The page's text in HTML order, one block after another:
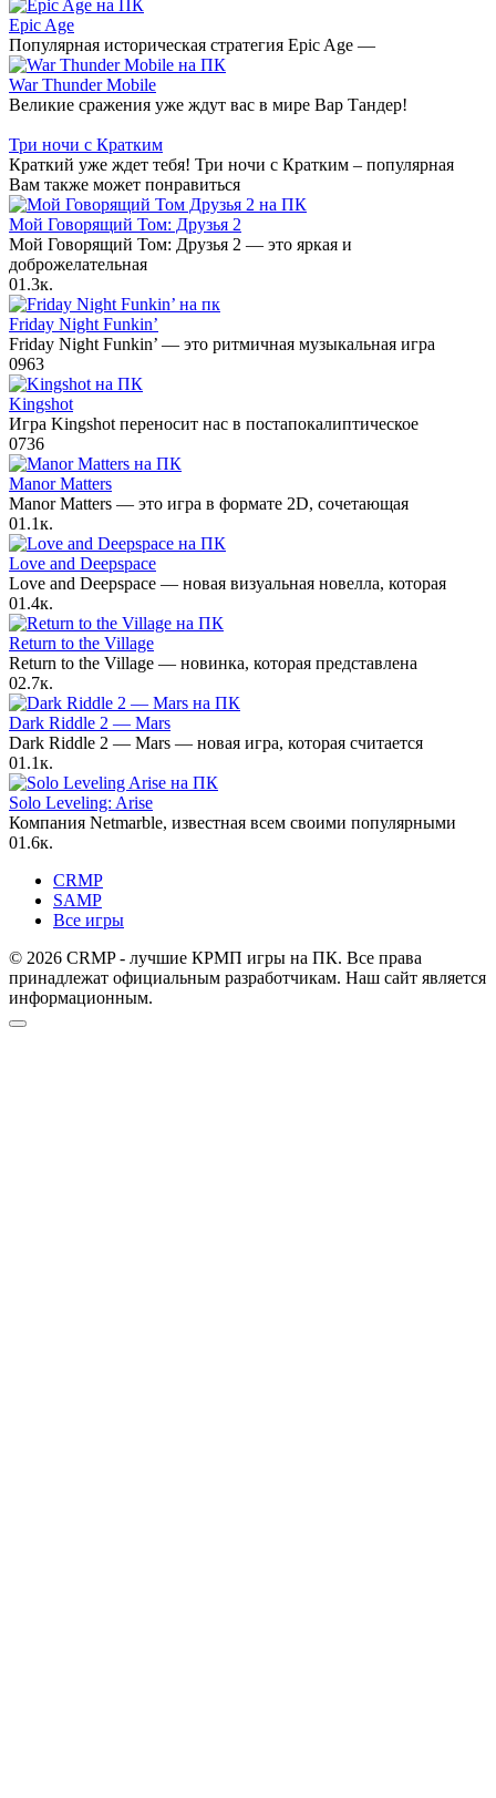
Epic Age
Популярная историческая стратегия Epic Age —
War Thunder Mobile
Великие сражения уже ждут вас в мире Вар Тандер!
Три ночи с Кратким
Краткий уже ждет тебя! Три ночи с Кратким – популярная
Вам также может понравиться
Мой Говорящий Том: Друзья 2
Мой Говорящий Том: Друзья 2 — это яркая и
доброжелательная
01.3к.
Friday Night Funkin’
Friday Night Funkin’ — это ритмичная музыкальная игра
0963
Kingshot
Игра Kingshot переносит нас в постапокалиптическое
0736
Manor Matters
Manor Matters — это игра в формате 2D, сочетающая
01.1к.
Love and Deepspace
Love and Deepspace — новая визуальная новелла, которая
01.4к.
Return to the Village
Return to the Village — новинка, которая представлена
02.7к.
Dark Riddle 2 — Mars
Dark Riddle 2 — Mars — новая игра, которая считается
01.1к.
Solo Leveling: Arise
Компания Netmarble, известная всем своими популярными
01.6к.
CRMP
SAMP
Все игры
© 2026 CRMP - лучшие КРМП игры на ПК. Все права
принадлежат официальным разработчикам. Наш сайт является
информационным.